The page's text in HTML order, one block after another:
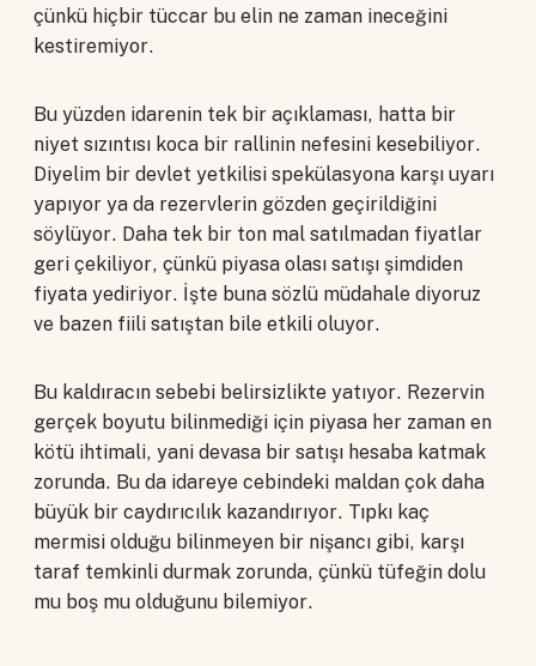
çünkü hiçbir tüccar bu elin ne zaman ineceğini
kestiremiyor.
Bu yüzden idarenin tek bir açıklaması, hatta bir
niyet sızıntısı koca bir rallinin nefesini kesebiliyor.
Diyelim bir devlet yetkilisi spekülasyona karşı uyarı
yapıyor ya da rezervlerin gözden geçirildiğini
söylüyor. Daha tek bir ton mal satılmadan fiyatlar
geri çekiliyor, çünkü piyasa olası satışı şimdiden
fiyata yediriyor. İşte buna sözlü müdahale diyoruz
ve bazen fiili satıştan bile etkili oluyor.
Bu kaldıracın sebebi belirsizlikte yatıyor. Rezervin
gerçek boyutu bilinmediği için piyasa her zaman en
kötü ihtimali, yani devasa bir satışı hesaba katmak
zorunda. Bu da idareye cebindeki maldan çok daha
büyük bir caydırıcılık kazandırıyor. Tıpkı kaç
mermisi olduğu bilinmeyen bir nişancı gibi, karşı
taraf temkinli durmak zorunda, çünkü tüfeğin dolu
mu boş mu olduğunu bilemiyor.